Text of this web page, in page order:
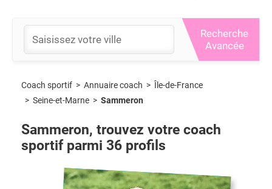
Recherche
Avancée
Coach sportif > Annuaire coach > Île-de-France
> Seine-et-Marne > Sammeron
Sammeron, trouvez votre coach
sportif parmi 36 profils